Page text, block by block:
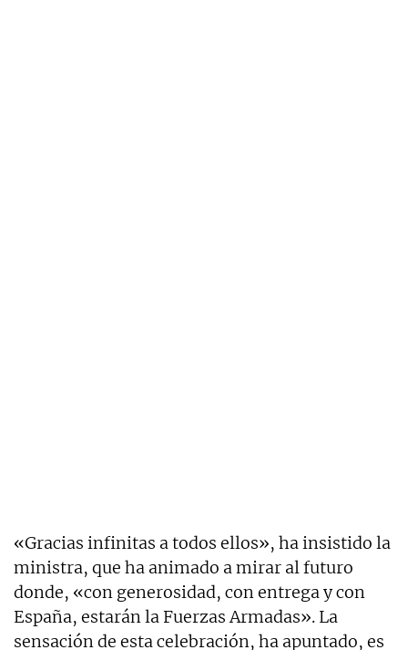
«Gracias infinitas a todos ellos», ha insistido la
ministra, que ha animado a mirar al futuro
donde, «con generosidad, con entrega y con
España, estarán la Fuerzas Armadas». La
sensación de esta celebración, ha apuntado, es